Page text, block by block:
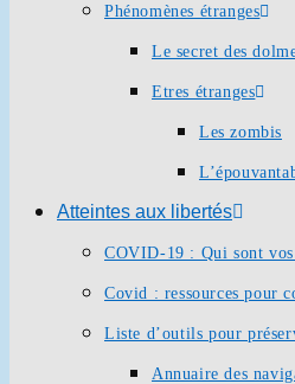
Phénomènes étranges
Le secret des
Etres étranges
Les zombis
Atteintes aux libertés
COVID-19 : Qui sont vos
Covid : ressources pour
Liste d’outils pour
Annuaire des